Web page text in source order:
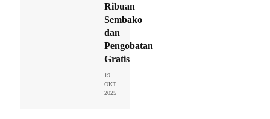
Ribuan
Sembako
dan
Pengobatan
Gratis
19
OKT
2025